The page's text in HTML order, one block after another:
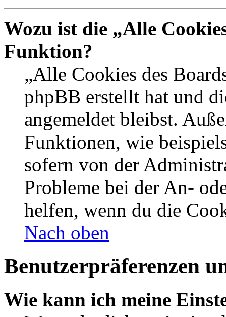
Wozu ist die „Alle
Funktion?
„Alle Cookies des
phpBB erstellt hat und
angemeldet bleibst.
Funktionen, wie
sofern von der
Probleme bei der An-
helfen, wenn du die
Nach oben
Benutzerpräferenzen
Wie kann ich meine